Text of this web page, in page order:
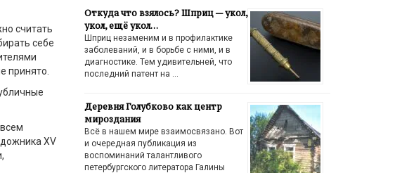
считать
себе
принято.
XV
Откуда что взялось? Шприц — укол,
укол, ещё укол…
Шприц незаменим и в профилактике
заболеваний, и в борьбе с ними, и в
диагностике. Тем удивительней, что
последний патент на …
Деревня Голубково как центр
мироздания
Всё в нашем мире взаимосвязано. Вот
и очередная публикация из
воспоминаний талантливого
петербургского литератора Галины